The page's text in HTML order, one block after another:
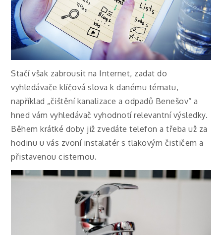
Stačí však zabrousit na Internet, zadat do
vyhledávače klíčová slova k danému tématu,
například „čištění kanalizace a odpadů Benešov“ a
hned vám vyhledávač vyhodnotí relevantní výsledky.
Během krátké doby již zvedáte telefon a třeba už za
hodinu u vás zvoní instalatér s tlakovým čističem a
přistavenou cisternou.